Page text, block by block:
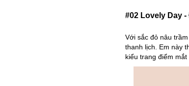
#02 Lovely Day
Với sắc đỏ nâu
thanh lịch. Em này
kiểu trang điểm